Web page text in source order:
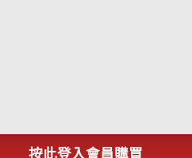
按此登入會員購買